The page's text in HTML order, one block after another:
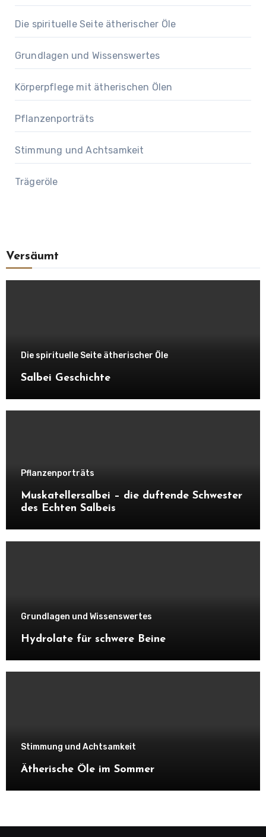
Die spirituelle Seite ätherischer Öle
Grundlagen und Wissenswertes
Körperpflege mit ätherischen Ölen
Pflanzenporträts
Stimmung und Achtsamkeit
Trägeröle
Versäumt
Die spirituelle Seite ätherischer Öle
Salbei Geschichte
Pflanzenporträts
Muskatellersalbei – die duftende Schwester
des Echten Salbeis
Grundlagen und Wissenswertes
Hydrolate für schwere Beine
Stimmung und Achtsamkeit
Ätherische Öle im Sommer